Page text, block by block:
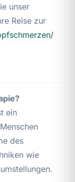
unser
Reise zur
ein
des
wie